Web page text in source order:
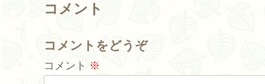
コメント
コメントをどうぞ
コメント ※